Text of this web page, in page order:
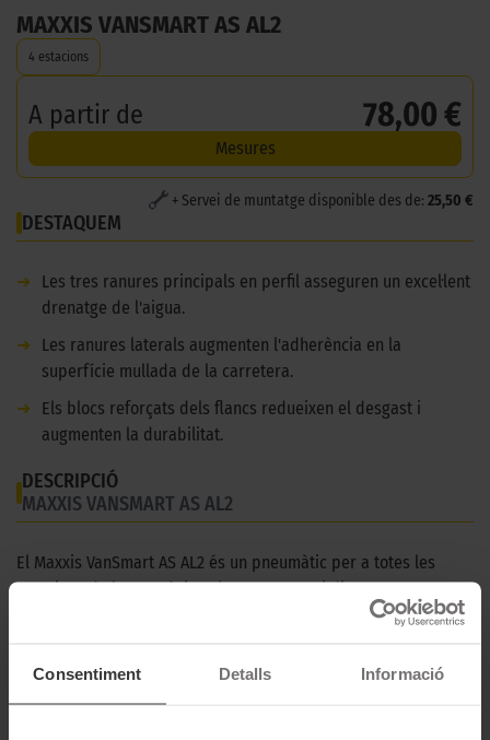
Consentiment Detalls Informació
MAXXIS VANSMART AS AL2
4 estacions
A partir de 78,00 €
Mesures
+ Servei de muntatge disponible des de: 25,50 €
DESTAQUEM
➜
Les tres ranures principals en perfil asseguren un excel·lent
drenatge de l'aigua.
➜
Les ranures laterals augmenten l'adherència en la
superfície mullada de la carretera.
➜
Els blocs reforçats dels flancs redueixen el desgast i
augmenten la durabilitat.
DESCRIPCIÓ
MAXXIS VANSMART AS AL2
El Maxxis VanSmart AS AL2 és un pneumàtic per a totes les
estacions de l'any. Gràcies al seu compost i disseny
d'avantguarda t'ofereix un gran confort i adherència tant en
CARACTERÍSTIQUES TÈCNIQUES